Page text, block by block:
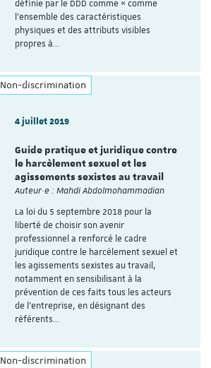
définie par le DDD comme « comme
l’ensemble des caractéristiques
physiques et des attributs visibles
propres à…
Non-discrimination
4 juillet 2019
Guide pratique et juridique contre
le harcèlement sexuel et les
agissements sexistes au travail
Auteur·e : Mahdi Abdolmohammadian
La loi du 5 septembre 2018 pour la
liberté de choisir son avenir
professionnel a renforcé le cadre
juridique contre le harcèlement sexuel et
les agissements sexistes au travail,
notamment en sensibilisant à la
prévention de ces faits tous les acteurs
de l’entreprise, en désignant des
référents…
Non-discrimination